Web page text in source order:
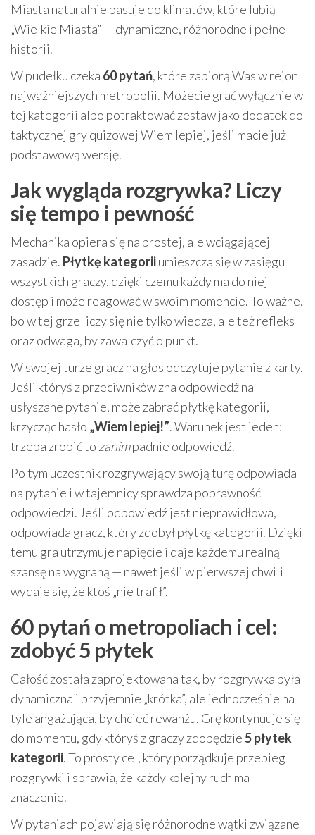
Miasta naturalnie pasuje do klimatów, które lubią
„Wielkie Miasta” — dynamiczne, różnorodne i pełne
historii.
W pudełku czeka 60 pytań, które zabiorą Was w rejon
najważniejszych metropolii. Możecie grać wyłącznie w
tej kategorii albo potraktować zestaw jako dodatek do
taktycznej gry quizowej Wiem lepiej, jeśli macie już
podstawową wersję.
Jak wygląda rozgrywka? Liczy
się tempo i pewność
Mechanika opiera się na prostej, ale wciągającej
zasadzie. Płytkę kategoriiumieszcza się w zasięgu
wszystkich graczy, dzięki czemu każdy ma do niej
dostęp i może reagować w swoim momencie. To ważne,
bo w tej grze liczy się nie tylko wiedza, ale też refleks
oraz odwaga, by zawalczyć o punkt.
W swojej turze gracz na głos odczytuje pytanie z karty.
Jeśli któryś z przeciwników zna odpowiedź na
usłyszane pytanie, może zabrać płytkę kategorii,
krzycząc hasło „Wiem lepiej!”. Warunek jest jeden:
trzeba zrobić to zanimpadnie odpowiedź.
Po tym uczestnik rozgrywający swoją turę odpowiada
na pytanie i w tajemnicy sprawdza poprawność
odpowiedzi. Jeśli odpowiedź jest nieprawidłowa,
odpowiada gracz, który zdobył płytkę kategorii. Dzięki
temu gra utrzymuje napięcie i daje każdemu realną
szansę na wygraną — nawet jeśli w pierwszej chwili
wydaje się, że ktoś „nie trafił”.
60 pytań o metropoliach i cel:
zdobyć 5 płytek
Całość została zaprojektowana tak, by rozgrywka była
dynamiczna i przyjemnie „krótka”, ale jednocześnie na
tyle angażująca, by chcieć rewanżu. Grę kontynuuje się
do momentu, gdy któryś z graczy zdobędzie5 płytek
kategorii. To prosty cel, który porządkuje przebieg
rozgrywki i sprawia, że każdy kolejny ruch ma
znaczenie.
W pytaniach pojawiają się różnorodne wątki związane